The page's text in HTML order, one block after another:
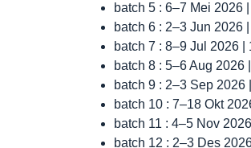
batch 5 : 6–7 Mei 2026
batch 6 : 2–3 Jun 2026
batch 7 : 8–9 Jul 2026
batch 8 : 5–6 Aug
batch 9 : 2–3 Sep
batch 10 : 7–18 Okt
batch 11 : 4–5 Nov
batch 12 : 2–3 Des